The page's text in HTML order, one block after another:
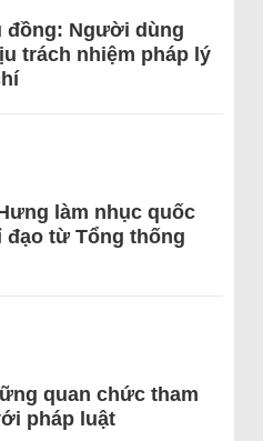
đồng: Người dùng
trách nhiệm pháp lý
làm nhục quốc
từ Tổng thống
quan chức tham
pháp luật